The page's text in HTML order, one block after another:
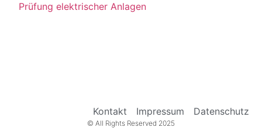
Prüfung elektrischer Anlagen
Kontakt Impressum Datenschutz
© All Rights Reserved 2025